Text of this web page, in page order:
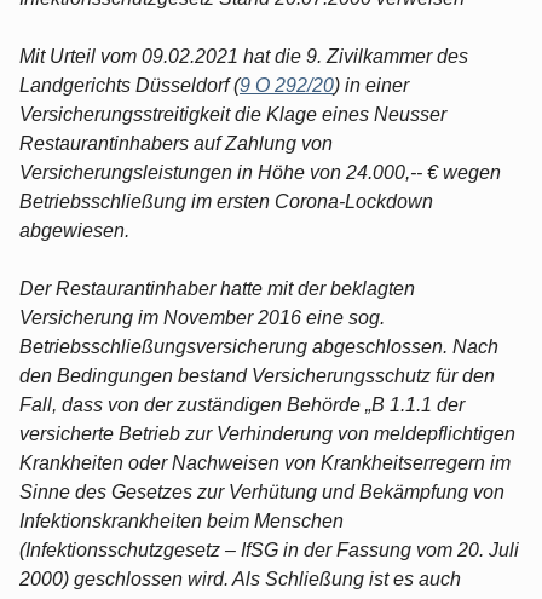
Mit Urteil vom 09.02.2021 hat die 9. Zivilkammer des
Landgerichts Düsseldorf (9 O 292/20) in einer
Versicherungsstreitigkeit die Klage eines Neusser
Restaurantinhabers auf Zahlung von
Versicherungsleistungen in Höhe von 24.000,-- € wegen
Betriebsschließung im ersten Corona-Lockdown
abgewiesen.
Der Restaurantinhaber hatte mit der beklagten
Versicherung im November 2016 eine sog.
Betriebsschließungsversicherung abgeschlossen. Nach
den Bedingungen bestand Versicherungsschutz für den
Fall, dass von der zuständigen Behörde „B 1.1.1 der
versicherte Betrieb zur Verhinderung von meldepflichtigen
Krankheiten oder Nachweisen von Krankheitserregern im
Sinne des Gesetzes zur Verhütung und Bekämpfung von
Infektionskrankheiten beim Menschen
(Infektionsschutzgesetz – IfSG in der Fassung vom 20. Juli
2000) geschlossen wird. Als Schließung ist es auch